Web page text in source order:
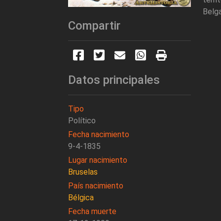
Compartir
Datos principales
Tipo
Político
Fecha nacimiento
9-4-1835
Lugar nacimiento
Bruselas
País nacimiento
Bélgica
Fecha muerte